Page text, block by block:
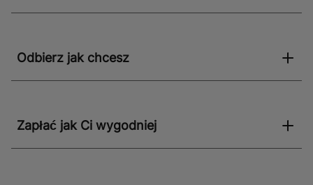
Odbierz jak chcesz
Zapłać jak Ci wygodniej